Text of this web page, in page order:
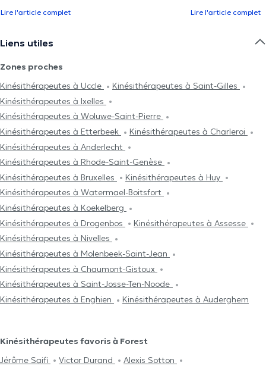
Lire l'article complet Lire l'article complet
Liens utiles
Zones proches
Kinésithérapeutes à Uccle
Kinésithérapeutes à Saint-Gilles
Kinésithérapeutes à Ixelles
Kinésithérapeutes à Woluwe-Saint-Pierre
Kinésithérapeutes à Etterbeek
Kinésithérapeutes à Charleroi
Kinésithérapeutes à Anderlecht
Kinésithérapeutes à Rhode-Saint-Genèse
Kinésithérapeutes à Bruxelles
Kinésithérapeutes à Huy
Kinésithérapeutes à Watermael-Boitsfort
Kinésithérapeutes à Koekelberg
Kinésithérapeutes à Drogenbos
Kinésithérapeutes à Assesse
Kinésithérapeutes à Nivelles
Kinésithérapeutes à Molenbeek-Saint-Jean
Kinésithérapeutes à Chaumont-Gistoux
Kinésithérapeutes à Saint-Josse-Ten-Noode
Kinésithérapeutes à Enghien
Kinésithérapeutes à Auderghem
Kinésithérapeutes favoris à Forest
Jérôme Saifi
Victor Durand
Alexis Sotton